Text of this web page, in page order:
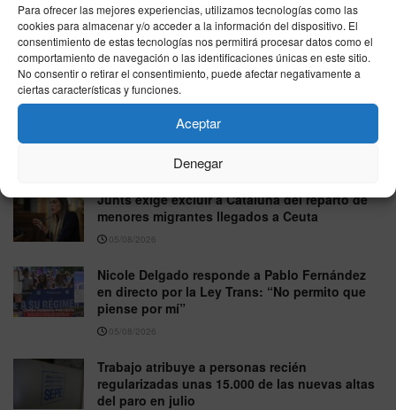
Para ofrecer las mejores experiencias, utilizamos tecnologías como las
cookies para almacenar y/o acceder a la información del dispositivo. El
consentimiento de estas tecnologías nos permitirá procesar datos como el
comportamiento de navegación o las identificaciones únicas en este sitio.
No consentir o retirar el consentimiento, puede afectar negativamente a
ciertas características y funciones.
Aceptar
Denegar
El PP exige habilitar el Congreso y el Senado
en agosto por la crisis migratoria de Ceuta
06/08/2026
La Fiscalía pide investigar a Vito Quiles por las
donaciones recaudadas para afectados por la
DANA
Junts exige excluir a Cataluña del reparto de
menores migrantes llegados a Ceuta
05/08/2026
Nicole Delgado responde a Pablo Fernández
en directo por la Ley Trans: “No permito que
piense por mí”
05/08/2026
Trabajo atribuye a personas recién
regularizadas unas 15.000 de las nuevas altas
del paro en julio